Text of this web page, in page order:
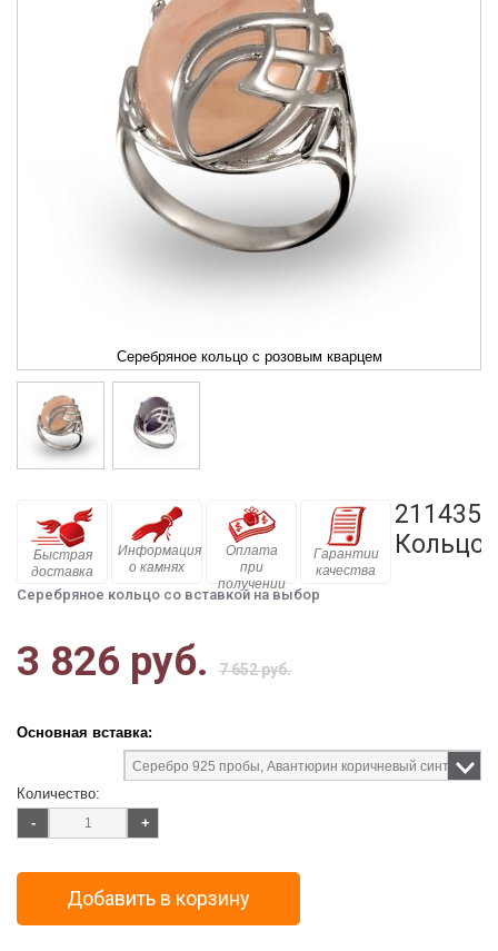
Серебряное кольцо с розовым кварцем
Быстрая
доставка
Информация
о камнях
Оплата
при
получении
Гарантии
качества
211435
Кольцо
Серебряное кольцо со вставкой на выбор
3 826 руб. 7 652 руб.
Основная вставка:
Количество:
-
+
Добавить в корзину